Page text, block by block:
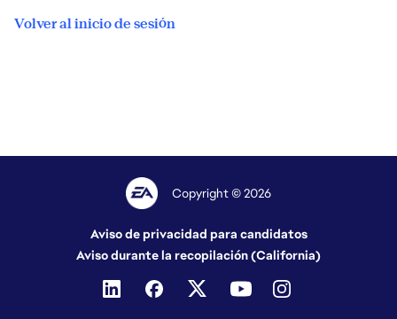
Volver al inicio de sesión
Copyright © 2026
Aviso de privacidad para candidatos
Aviso durante la recopilación (California)